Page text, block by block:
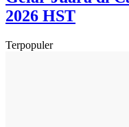
2026 HST
Terpopuler